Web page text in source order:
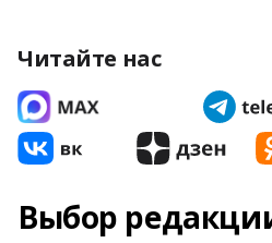
Читайте нас
Выбор